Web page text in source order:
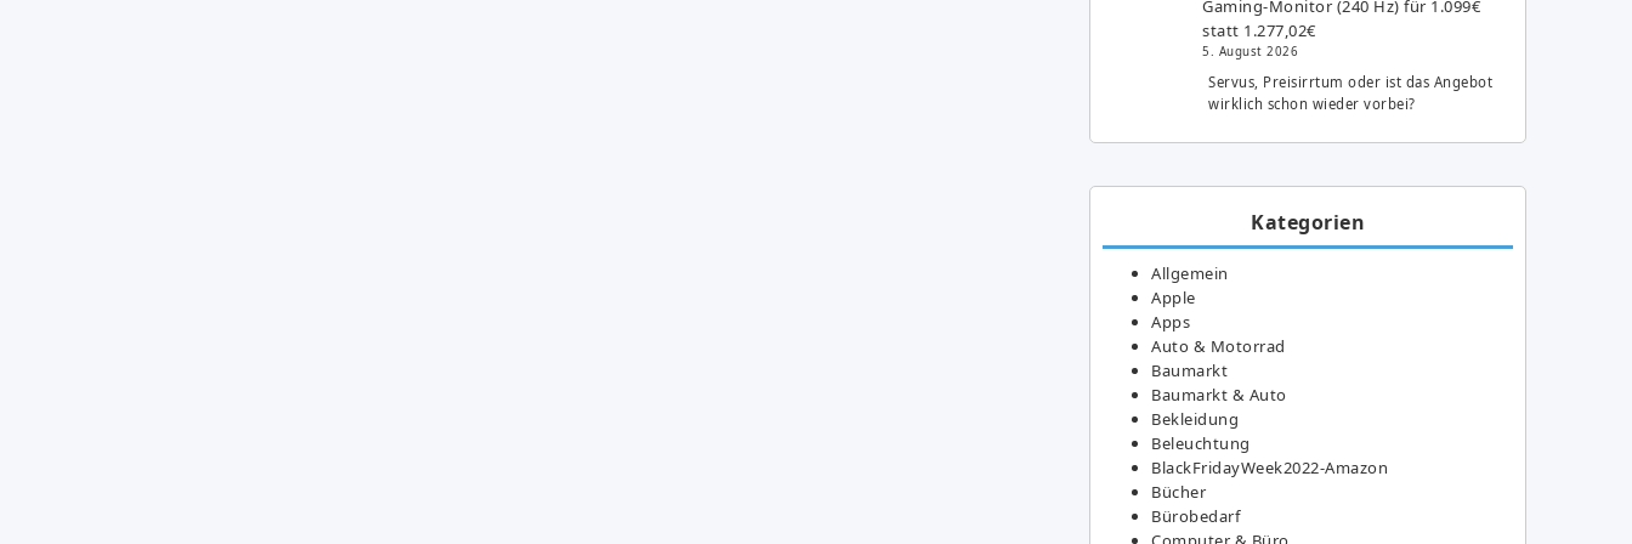
Gaming-Monitor (240 Hz) für 1.099€
statt 1.277,02€
5. August 2026
Servus, Preisirrtum oder ist das Angebot
wirklich schon wieder vorbei?
Kategorien
Allgemein
Apple
Apps
Auto & Motorrad
Baumarkt
Baumarkt & Auto
Bekleidung
Beleuchtung
BlackFridayWeek2022-Amazon
Bücher
Bürobedarf